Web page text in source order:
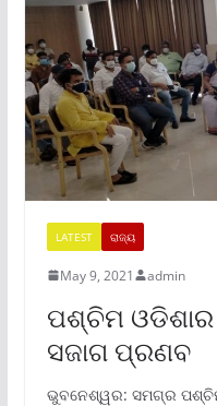
LATEST ରାଜ୍ୟ
May 9, 2021 admin
ପଶ୍ଚିମ
ସଜାଗ ପ୍ରଣବ
ଭୁବନେଶ୍ୱର: ସମଗ୍ର ପଶ୍ଚିମ